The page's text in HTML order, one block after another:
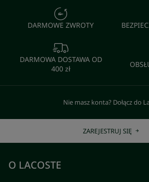
DARMOWE ZWROTY
DARMOWA DOSTAWA OD
400 zł
Nie masz konta? Dołącz do
ZAREJESTRUJ SIĘ
O LACOSTE